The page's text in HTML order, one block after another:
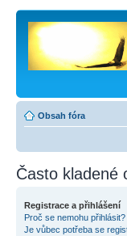
Obsah fóra
Často kladené
Registrace a přihlášení
Proč se nemohu přihlásit?
Je vůbec potřeba se